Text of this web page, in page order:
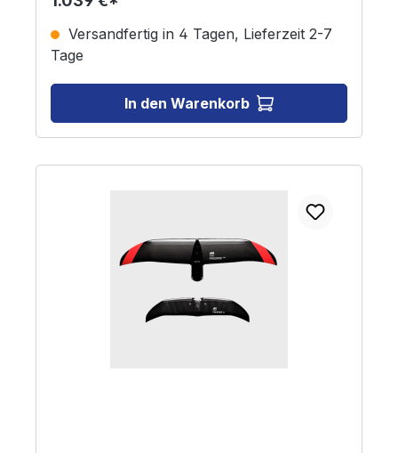
Vertrauen beim Carven, das Sie gesucht haben.
Versandfertig in 4 Tagen, Lieferzeit 2-7
Tage
In den Warenkorb